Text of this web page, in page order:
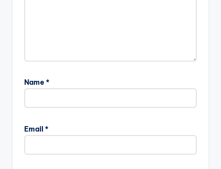
Name *
Email *